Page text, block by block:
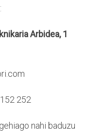
Arbidea, 1
252
nahi baduzu